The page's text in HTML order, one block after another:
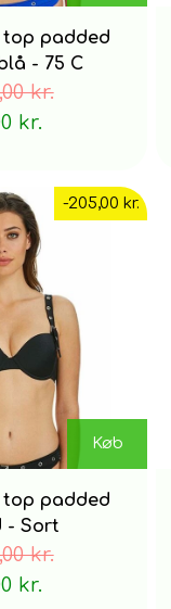
padded
- 75 C
kr.
kr.
-205,00 kr.
Køb
padded
- Sort
kr.
kr.